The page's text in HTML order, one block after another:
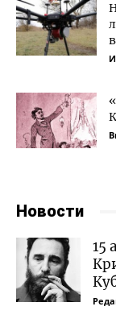
Новости
15